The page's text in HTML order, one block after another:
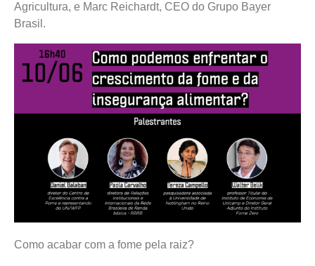
Agricultura, e Marc Reichardt, CEO do Grupo Bayer
Brasil.
Como acabar com a fome pela raiz?